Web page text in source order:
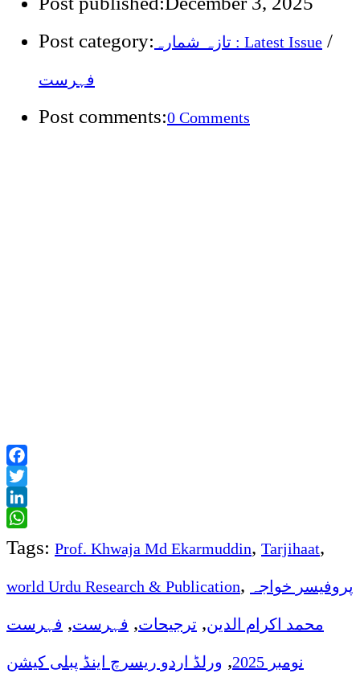
Post category:
تازہ شمارہ : Latest Issue /
فہرست
Post comments:0 Comments
Facebook
Twitter
LinkedIn
WhatsApp
Tags: Prof. Khwaja Md Ekarmuddin, Tarjihaat,
world Urdu Research & Publication, پروفیسر خواجہ
محمد اکرام الدین, ترجیحات, فہرست, فہرست
نومبر 2025 , ورلڈ اردو ریسرچ اینڈ پبلی کیشن